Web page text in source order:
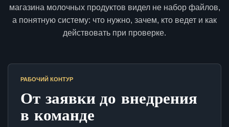
магазина молочных продуктов видел не набор файлов,
а понятную систему: что нужно, зачем, кто ведет и как
действовать при проверке.
РАБОЧИЙ КОНТУР
От заявки до внедрения
в команде